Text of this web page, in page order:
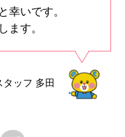
幸いです。
ます。
タッフ 多田